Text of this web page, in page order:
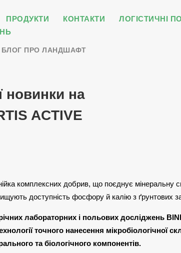
ПРОДУКТИ КОНТАКТИ ЛОГІСТИЧНІ
БЛОГ ПРО ЛАНДШАФТ
новинки на
ACTIVE
комплексних добрив, що поєднує мінеральну
доступність фосфору й калію з ґрунтових
лабораторних і польових досліджень
точного нанесення мікробіологічної
та біологічного компонентів.